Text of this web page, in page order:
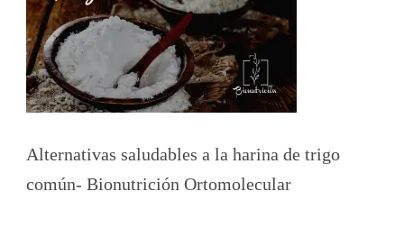
Alternativas saludables a la harina de trigo
común- Bionutrición Ortomolecular